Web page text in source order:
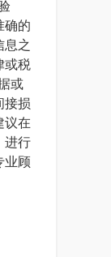
确的
息之
或税
或
接损
议在
进行
业顾